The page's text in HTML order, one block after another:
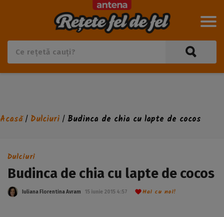
Acasă/ Dulciuri / Budinca de chia cu lapte de cocos
Dulciuri
Budinca de chia cu lapte de cocos
Iuliana Florentina Avram 15 iunie 2015 4:57 Hai cu noi!